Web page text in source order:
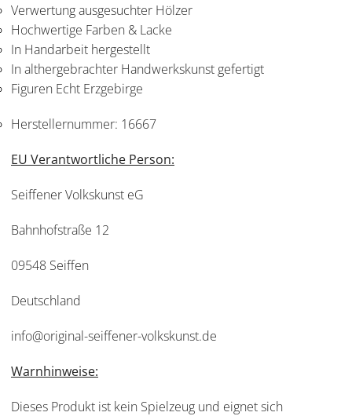
Verwertung ausgesuchter Hölzer
Hochwertige Farben & Lacke
In Handarbeit hergestellt
In althergebrachter Handwerkskunst gefertigt
Figuren Echt Erzgebirge
Herstellernummer: 16667
EU Verantwortliche Person:
Seiffener Volkskunst eG
Bahnhofstraße 12
09548 Seiffen
Deutschland
info@original-seiffener-volkskunst.de
Warnhinweise:
Dieses Produkt ist kein Spielzeug und eignet sich